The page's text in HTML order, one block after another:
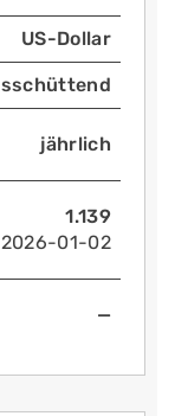
US-Dollar
jährlich
1.139
2026-01-02
—